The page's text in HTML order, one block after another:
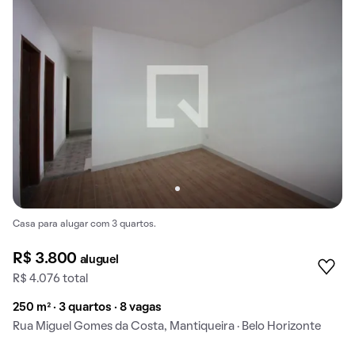
Casa para alugar com 3 quartos.
R$ 3.800 aluguel
R$ 4.076 total
250 m² · 3 quartos · 8 vagas
Rua Miguel Gomes da Costa, Mantiqueira · Belo Horizonte